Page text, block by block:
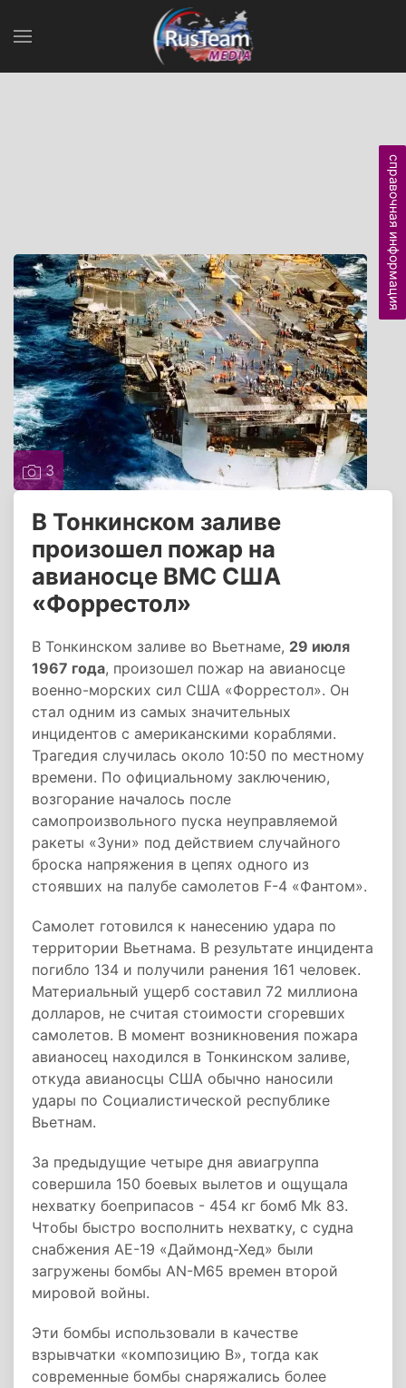
3
В Тонкинском заливе
произошел пожар на
авианосце ВМС США
«Форрестол»
В Тонкинском заливе во Вьетнаме, 29 июля
1967 года, произошел пожар на авианосце
военно-морских сил США «Форрестол». Он
стал одним из самых значительных
инцидентов с американскими кораблями.
Трагедия случилась около 10:50 по местному
времени. По официальному заключению,
возгорание началось после
самопроизвольного пуска неуправляемой
ракеты «Зуни» под действием случайного
броска напряжения в цепях одного из
стоявших на палубе самолетов F-4 «Фантом».
Самолет готовился к нанесению удара по
территории Вьетнама. В результате инцидента
погибло 134 и получили ранения 161 человек.
Материальный ущерб составил 72 миллиона
долларов, не считая стоимости сгоревших
самолетов. В момент возникновения пожара
авианосец находился в Тонкинском заливе,
откуда авианосцы США обычно наносили
удары по Социалистической республике
Вьетнам.
За предыдущие четыре дня авиагруппа
совершила 150 боевых вылетов и ощущала
нехватку боеприпасов - 454 кг бомб Mk 83.
Чтобы быстро восполнить нехватку, с судна
снабжения AE-19 «Даймонд-Хед» были
загружены бомбы AN-M65 времен второй
мировой войны.
Эти бомбы использовали в качестве
взрывчатки «композицию B», тогда как
современные бомбы снаряжались более
справочная информация